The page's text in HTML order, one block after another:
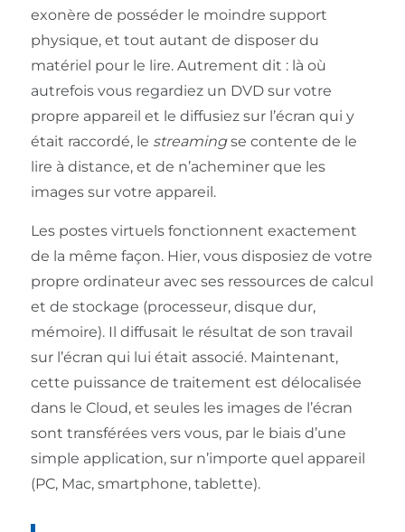
exonère de posséder le moindre support
physique, et tout autant de disposer du
matériel pour le lire. Autrement dit : là où
autrefois vous regardiez un DVD sur votre
propre appareil et le diffusiez sur l’écran qui y
était raccordé, le streamingse contente de le
lire à distance, et de n’acheminer que les
images sur votre appareil.
Les postes virtuels fonctionnent exactement
de la même façon. Hier, vous disposiez de votre
propre ordinateur avec ses ressources de calcul
et de stockage (processeur, disque dur,
mémoire). Il diffusait le résultat de son travail
sur l’écran qui lui était associé. Maintenant,
cette puissance de traitement est délocalisée
dans le Cloud, et seules les images de l’écran
sont transférées vers vous, par le biais d’une
simple application, sur n’importe quel appareil
(PC, Mac, smartphone, tablette).